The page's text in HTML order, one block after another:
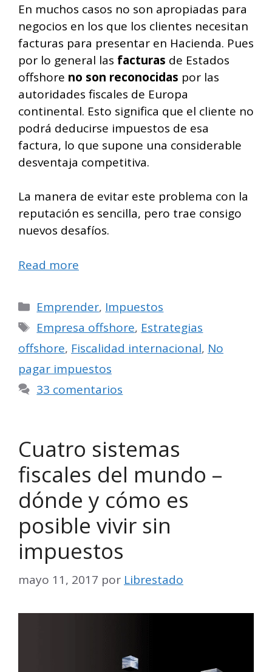
En muchos casos no son apropiadas para
negocios en los que los clientes necesitan
facturas para presentar en Hacienda. Pues
por lo general las facturas de Estados
offshore no son reconocidas por las
autoridades fiscales de Europa
continental. Esto significa que el cliente no
podrá deducirse impuestos de esa
factura, lo que supone una considerable
desventaja competitiva.
La manera de evitar este problema con la
reputación es sencilla, pero trae consigo
nuevos desafíos.
Read more
Categorías
Emprender, Impuestos
Etiquetas
Empresa offshore, Estrategias
offshore, Fiscalidad internacional, No
pagar impuestos
33 comentarios
Cuatro sistemas
fiscales del mundo –
dónde y cómo es
posible vivir sin
impuestos
mayo 11, 2017 por Librestado